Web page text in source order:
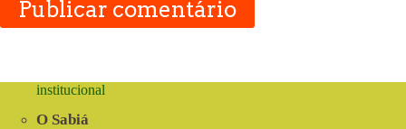
Publicar comentário
institucional
O Sabiá